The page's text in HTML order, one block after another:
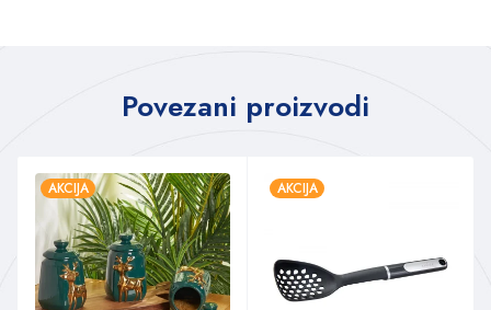
Povezani proizvodi
AKCIJA AKCIJA